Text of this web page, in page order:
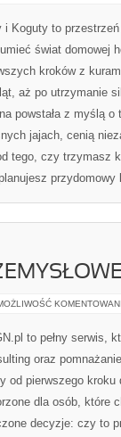
i Koguty to
świat domowej
kroków z
aż po utrzymanie
powstała z myślą
jajach, cenią
tego, czy trzymasz
to pełny serwis,
oraz
od pierwszego
dla osób, które
decyzje: czy to